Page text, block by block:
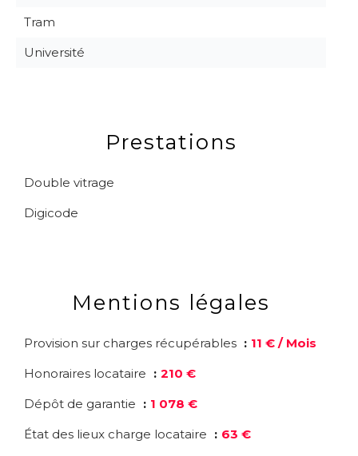
Tram
Université
Prestations
Double vitrage
Digicode
Mentions légales
Provision sur charges récupérables
11 € / Mois
Honoraires locataire
210 €
Dépôt de garantie
1 078 €
État des lieux charge locataire
63 €